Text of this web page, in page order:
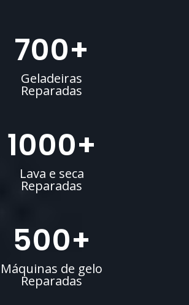
700+
Geladeiras
Reparadas
1000+
Lava e seca
Reparadas
500+
Máquinas de gelo
Reparadas